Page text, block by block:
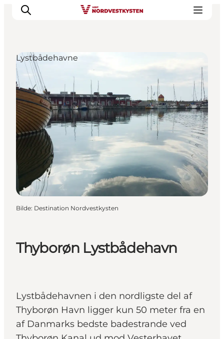
Byer og steder
Inspirasjon
Events
Overnatting
Planlegg ferien
Thyborøn Lystbådehavn
Lystbådehavnen i den nordligste del af
Thyborøn Havn ligger kun 50 meter fra en
af Danmarks bedste badestrande ved
Lystbådehavne
Bilde: Destination Nordvestkysten